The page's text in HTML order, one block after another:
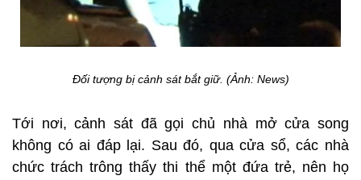
Đối tượng bị cảnh sát bắt giữ. (Ảnh: News)
Tới nơi, cảnh sát đã gọi chủ nhà mở cửa song
không có ai đáp lại. Sau đó, qua cửa sổ, các nhà
chức trách trông thấy thi thể một đứa trẻ, nên họ